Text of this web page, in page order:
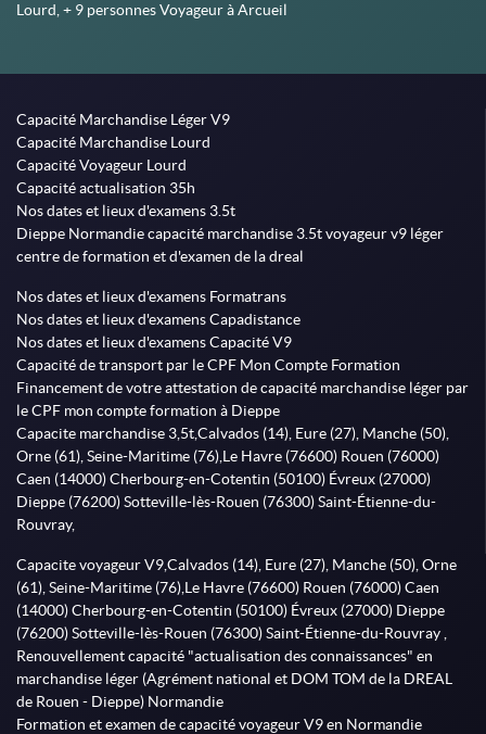
Lourd, + 9 personnes Voyageur à Arcueil
Capacité Marchandise Léger V9
Capacité Marchandise Lourd
Capacité Voyageur Lourd
Capacité actualisation 35h
Nos dates et lieux d'examens 3.5t
Dieppe Normandie capacité marchandise 3.5t voyageur v9 léger
centre de formation et d'examen de la dreal
Nos dates et lieux d'examens Formatrans
Nos dates et lieux d'examens Capadistance
Nos dates et lieux d'examens Capacité V9
Capacité de transport par le CPF Mon Compte Formation
Financement de votre attestation de capacité marchandise léger par
le CPF mon compte formation à Dieppe
Capacite marchandise 3,5t,Calvados (14), Eure (27), Manche (50),
Orne (61), Seine-Maritime (76),Le Havre (76600) Rouen (76000)
Caen (14000) Cherbourg-en-Cotentin (50100) Évreux (27000)
Dieppe (76200) Sotteville-lès-Rouen (76300) Saint-Étienne-du-
Rouvray,
Capacite voyageur V9,Calvados (14), Eure (27), Manche (50), Orne
(61), Seine-Maritime (76),Le Havre (76600) Rouen (76000) Caen
(14000) Cherbourg-en-Cotentin (50100) Évreux (27000) Dieppe
(76200) Sotteville-lès-Rouen (76300) Saint-Étienne-du-Rouvray ,
Renouvellement capacité "actualisation des connaissances" en
marchandise léger (Agrément national et DOM TOM de la DREAL
de Rouen - Dieppe) Normandie
Formation et examen de capacité voyageur V9 en Normandie